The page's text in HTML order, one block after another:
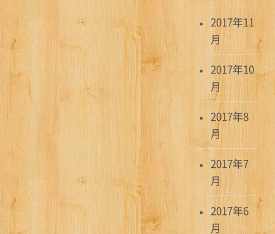
2017年11
月
2017年10
月
2017年8
月
2017年7
月
2017年6
月